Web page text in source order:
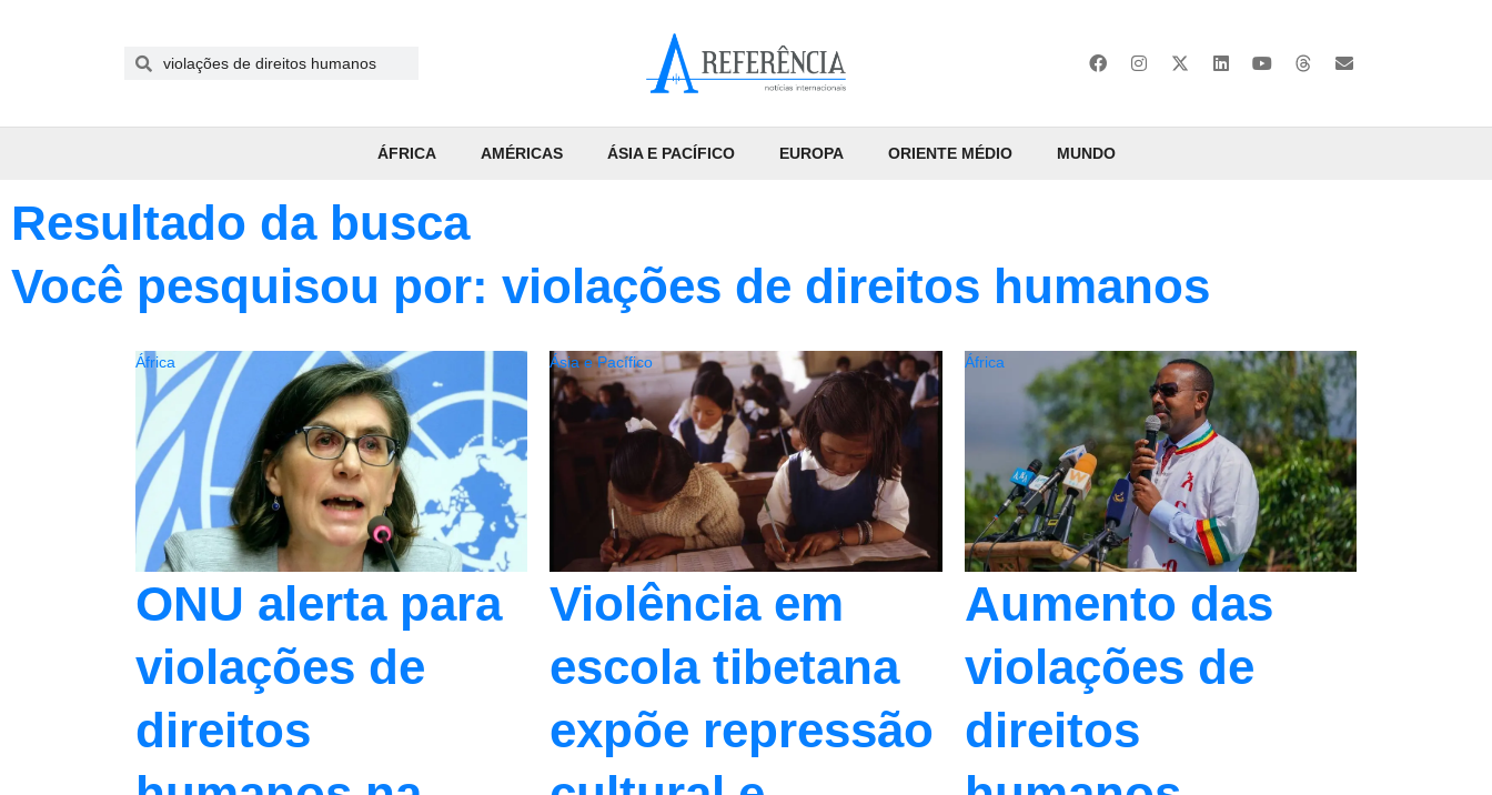
ÁFRICA AMÉRICAS ÁSIA E PACÍFICO EUROPA ORIENTE MÉDIO MUNDO
Resultado da busca
Você pesquisou por: violações de direitos humanos
ONU alerta para
violações de
direitos
África
Violência em
escola tibetana
expõe repressão
Ásia e Pacífico
Aumento das
violações de
direitos
África